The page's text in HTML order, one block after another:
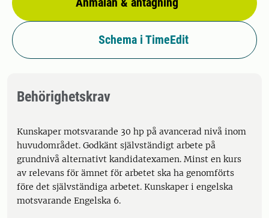
Schema i TimeEdit
Behörighetskrav
Kunskaper motsvarande 30 hp på avancerad nivå inom
huvudområdet. Godkänt självständigt arbete på
grundnivå alternativt kandidatexamen. Minst en kurs
av relevans för ämnet för arbetet ska ha genomförts
före det självständiga arbetet. Kunskaper i engelska
motsvarande Engelska 6.